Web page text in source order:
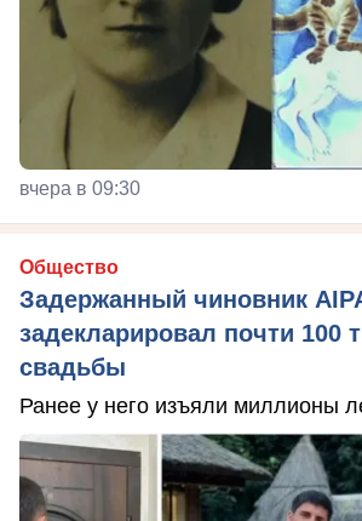
вчера в 09:30
Общество
Задержанный чиновник
задекларировал почти 100
свадьбы
Ранее у него изъяли миллионы